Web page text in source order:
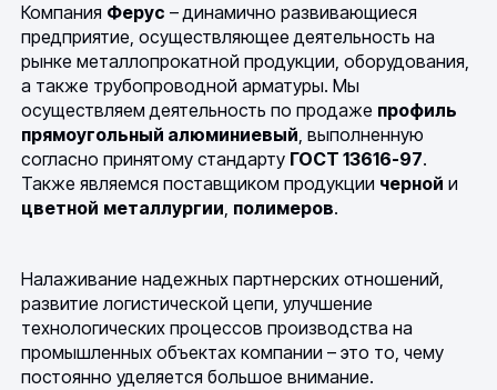
Компания Ферус – динамично развивающиеся
предприятие, осуществляющее деятельность на
рынке металлопрокатной продукции, оборудования,
а также трубопроводной арматуры. Мы
осуществляем деятельность по продаже профиль
прямоугольный алюминиевый, выполненную
согласно принятому стандарту ГОСТ 13616-97.
Также являемся поставщиком продукции черной и
цветной металлургии, полимеров.
Налаживание надежных партнерских отношений,
развитие логистической цепи, улучшение
технологических процессов производства на
промышленных объектах компании – это то, чему
постоянно уделяется большое внимание.